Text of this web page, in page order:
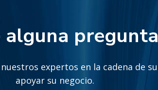
alguna
expertos en la cadena de
apoyar su negocio.